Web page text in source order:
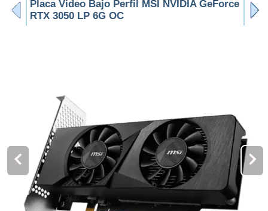
Placa Video Bajo Perfil MSI NVIDIA GeForce
RTX 3050 LP 6G OC